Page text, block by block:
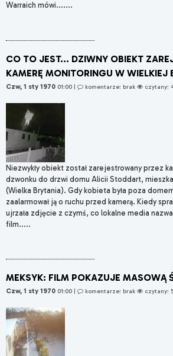
Warraich mówi.......
CO TO JEST... DZIWNY OBIEKT
KAMERĘ MONITORINGU W WIELKIEJ
Czw, 1 sty 1970 01:00 | komentarze: brak czytany:
Niezwykły obiekt został zarejestrowany przez
dzwonku do drzwi domu Alicii Stoddart,
(Wielka Brytania). Gdy kobieta była poza
zaalarmował ją o ruchu przed kamerą. Kiedy
ujrzała zdjęcie z czymś, co lokalne media
film.....
MEKSYK: FILM POKAZUJE MASOWĄ
Czw, 1 sty 1970 01:00 | komentarze: brak czytany: